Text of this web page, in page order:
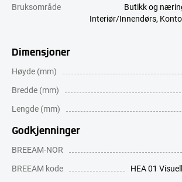
Bruksområde
Butikk og
Interiør/Innendørs,
Dimensjoner
Høyde (mm)
Bredde (mm)
Lengde (mm)
Godkjenninger
BREEAM-NOR
BREEAM kode
HEA 01